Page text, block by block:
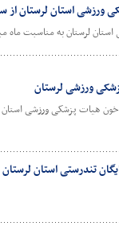
ورزشی استان لرستان از
لرستان به مناسبت ماه
ورزشی لرستان
هیات پزشکی ورزشی استان
تندرستی استان لرستان